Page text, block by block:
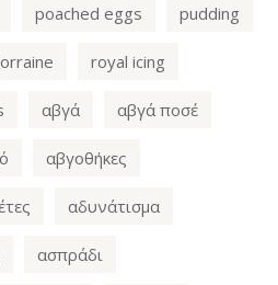
poached eggs pudding
royal icing
αβγά αβγά ποσέ
αβγοθήκες
αδυνάτισμα
ασπράδι